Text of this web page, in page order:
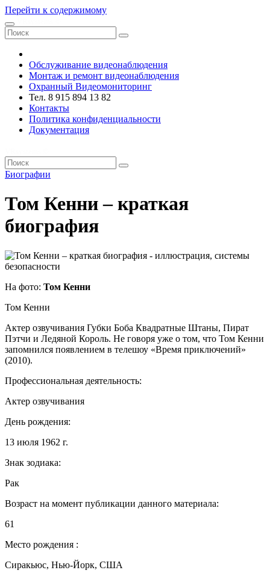
Перейти к содержимому
Обслуживание видеонаблюдения
Монтаж и ремонт видеонаблюдения
Охранный Видеомониторинг
Тел. 8 915 894 13 82
Контакты
Политика конфиденциальности
Документация
Биографии
Том Кенни – краткая
биография
На фото: Том Кенни
Том Кенни
Актер озвучивания Губки Боба Квадратные Штаны, Пират
Пэтчи и Ледяной Король. Не говоря уже о том, что Том Кенни
запомнился появлением в телешоу «Время приключений»
(2010).
Профессиональная деятельность:
Актер озвучивания
День рождения:
13 июля 1962 г.
Знак зодиака:
Рак
Возраст на момент публикации данного материала:
61
Место рождения :
Сиракьюс, Нью-Йорк, США